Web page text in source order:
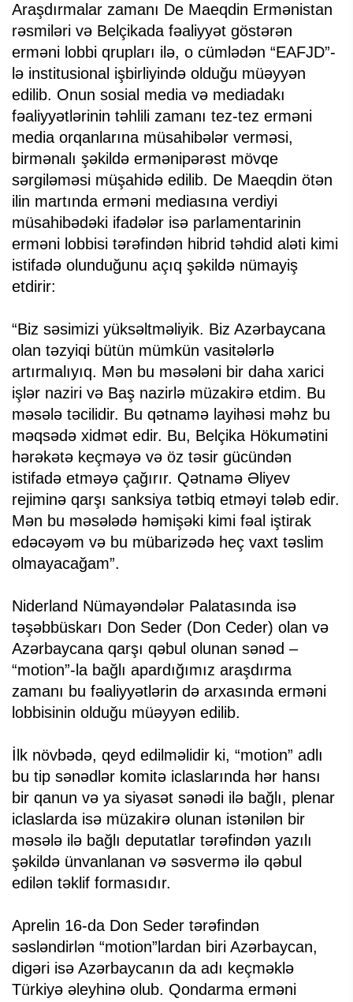
Araşdırmalar zamanı De Maeqdin Ermənistan
rəsmiləri və Belçikada fəaliyyət göstərən
erməni lobbi qrupları ilə, o cümlədən “EAFJD”-
lə institusional işbirliyində olduğu müəyyən
edilib. Onun sosial media və mediadakı
fəaliyyətlərinin təhlili zamanı tez-tez erməni
media orqanlarına müsahibələr verməsi,
birmənalı şəkildə ermənipərəst mövqe
sərgiləməsi müşahidə edilib. De Maeqdin ötən
ilin martında erməni mediasına verdiyi
müsahibədəki ifadələr isə parlamentarinin
erməni lobbisi tərəfindən hibrid təhdid aləti kimi
istifadə olunduğunu açıq şəkildə nümayiş
etdirir:
“Biz səsimizi yüksəltməliyik. Biz Azərbaycana
olan təzyiqi bütün mümkün vasitələrlə
artırmalıyıq. Mən bu məsələni bir daha xarici
işlər naziri və Baş nazirlə müzakirə etdim. Bu
məsələ təcilidir. Bu qətnamə layihəsi məhz bu
məqsədə xidmət edir. Bu, Belçika Hökumətini
hərəkətə keçməyə və öz təsir gücündən
istifadə etməyə çağırır. Qətnamə Əliyev
rejiminə qarşı sanksiya tətbiq etməyi tələb edir.
Mən bu məsələdə həmişəki kimi fəal iştirak
edəcəyəm və bu mübarizədə heç vaxt təslim
olmayacağam”.
Niderland Nümayəndələr Palatasında isə
təşəbbüskarı Don Seder (Don Ceder) olan və
Azərbaycana qarşı qəbul olunan sənəd –
“motion”-la bağlı apardığımız araşdırma
zamanı bu fəaliyyətlərin də arxasında erməni
lobbisinin olduğu müəyyən edilib.
İlk növbədə, qeyd edilməlidir ki, “motion” adlı
bu tip sənədlər komitə iclaslarında hər hansı
bir qanun və ya siyasət sənədi ilə bağlı, plenar
iclaslarda isə müzakirə olunan istənilən bir
məsələ ilə bağlı deputatlar tərəfindən yazılı
şəkildə ünvanlanan və səsvermə ilə qəbul
edilən təklif formasıdır.
Aprelin 16-da Don Seder tərəfindən
səsləndirlən “motion”lardan biri Azərbaycan,
digəri isə Azərbaycanın da adı keçməklə
Türkiyə əleyhinə olub. Qondarma erməni